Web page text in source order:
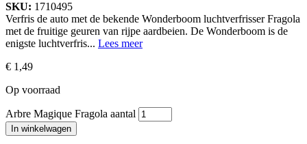
SKU: 1710495
Verfris de auto met de bekende Wonderboom luchtverfrisser Fragola
met de fruitige geuren van rijpe aardbeien. De Wonderboom is de
enigste luchtverfris... Lees meer
€ 1,49
Op voorraad
Arbre Magique Fragola aantal
In winkelwagen